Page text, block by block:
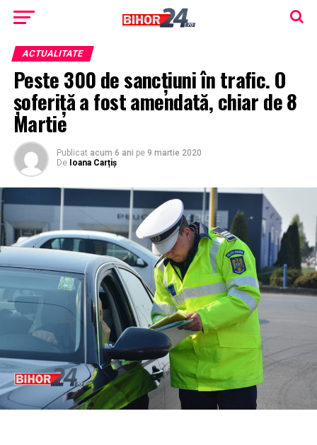
ACTUALITATE
Peste 300 de sancţiuni în trafic. O
şoferiţă a fost amendată, chiar de 8
Martie
Publicat acum 6 ani pe 9 martie 2020
De Ioana Carțiș